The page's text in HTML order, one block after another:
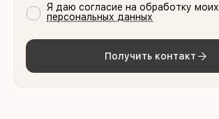
Я даю согласие на обработку моих
персональных данных
Получить контакт